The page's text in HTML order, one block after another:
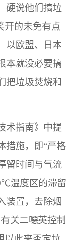
硬说他们搞垃
开的未免有点
以欧盟、日本
本就没必要搞
把垃圾焚烧和
术指南》中提
措施，即“严格
留时间与气流
温度区的滞留
装置，去除烟
关二噁英控制